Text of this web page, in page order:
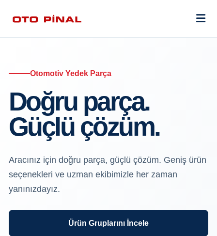
Otomotiv Yedek Parça
Doğru parça.
Güçlü çözüm.
Aracınız için doğru parça, güçlü çözüm. Geniş ürün
seçenekleri ve uzman ekibimizle her zaman
yanınızdayız.
Ürün Gruplarını İncele